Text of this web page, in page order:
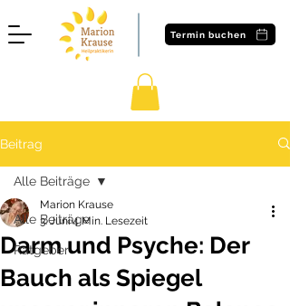
Termin buchen
Beitrag
Alle Beiträge
Ratgeber
Alle Beiträge
Darm und Psyche: Der
Bauch als Spiegel
Marion Krause
3. Juni4 Min. Lesezeit